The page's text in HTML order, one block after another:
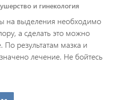
и гинекология
на выделения необходимо
а сделать это можно
По результатам мазка и
лечение. Не бойтесь